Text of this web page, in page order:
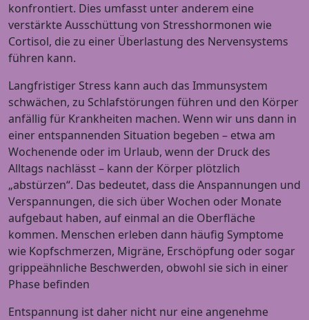
konfrontiert. Dies umfasst unter anderem eine
verstärkte Ausschüttung von Stresshormonen wie
Cortisol, die zu einer Überlastung des Nervensystems
führen kann.
Langfristiger Stress kann auch das Immunsystem
schwächen, zu Schlafstörungen führen und den Körper
anfällig für Krankheiten machen. Wenn wir uns dann in
einer entspannenden Situation begeben – etwa am
Wochenende oder im Urlaub, wenn der Druck des
Alltags nachlässt – kann der Körper plötzlich
„abstürzen“. Das bedeutet, dass die Anspannungen und
Verspannungen, die sich über Wochen oder Monate
aufgebaut haben, auf einmal an die Oberfläche
kommen. Menschen erleben dann häufig Symptome
wie Kopfschmerzen, Migräne, Erschöpfung oder sogar
grippeähnliche Beschwerden, obwohl sie sich in einer
Phase befinden
Entspannung ist daher nicht nur eine angenehme